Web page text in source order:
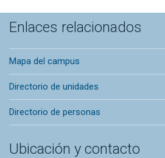
Enlaces relacionados
Mapa del campus
Directorio de unidades
Directorio de personas
Ubicación y contacto